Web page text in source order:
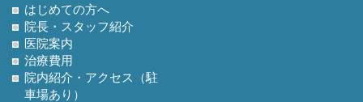
はじめての方へ
院長・スタッフ紹介
医院案内
治療費用
院内紹介・アクセス（駐
車場あり）